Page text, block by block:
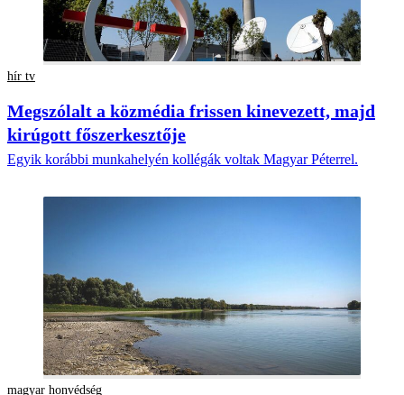
hír tv
Megszólalt a közmédia frissen kinevezett, majd
kirúgott főszerkesztője
Egyik korábbi munkahelyén kollégák voltak Magyar Péterrel.
magyar honvédség